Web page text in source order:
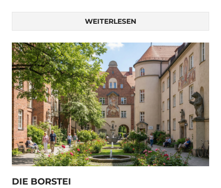
WEITERLESEN
DIE BORSTEI